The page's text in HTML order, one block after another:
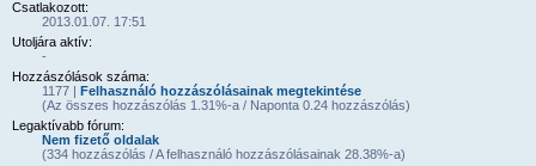
Csatlakozott:
2013.01.07. 17:51
Utoljára aktív:
-
Hozzászólások száma:
1177 | Felhasználó hozzászólásainak megtekintése
(Az összes hozzászólás 1.31%-a / Naponta 0.24 hozzászólás)
Legaktívabb fórum:
Nem fizető oldalak
(334 hozzászólás / A felhasználó hozzászólásainak 28.38%-a)